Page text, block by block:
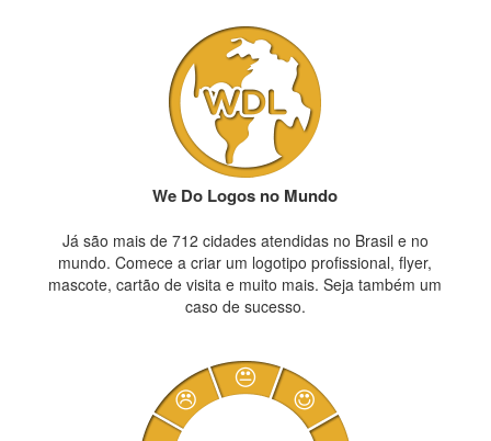
We Do Logos no Mundo
Já são mais de 712 cidades atendidas no Brasil e no
mundo. Comece a criar um logotipo profissional, flyer,
mascote, cartão de visita e muito mais. Seja também um
caso de sucesso.